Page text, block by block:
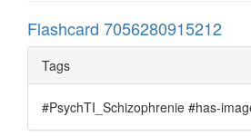
Flashcard 7056280915212
Tags
#PsychTI_Schizophrenie #has-